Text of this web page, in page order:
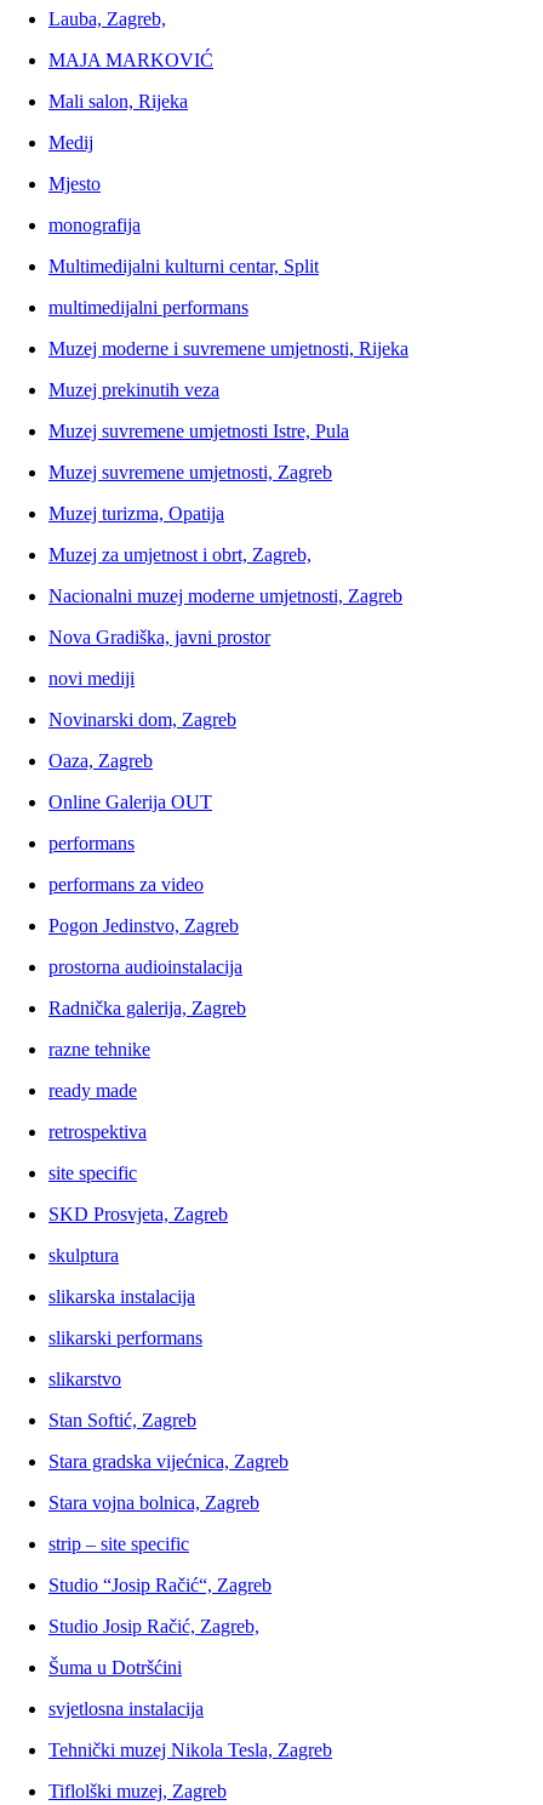
Lauba, Zagreb,
MAJA MARKOVIĆ
Mali salon, Rijeka
Medij
Mjesto
monografija
Multimedijalni kulturni centar, Split
multimedijalni performans
Muzej moderne i suvremene umjetnosti, Rijeka
Muzej prekinutih veza
Muzej suvremene umjetnosti Istre, Pula
Muzej suvremene umjetnosti, Zagreb
Muzej turizma, Opatija
Muzej za umjetnost i obrt, Zagreb,
Nacionalni muzej moderne umjetnosti, Zagreb
Nova Gradiška, javni prostor
novi mediji
Novinarski dom, Zagreb
Oaza, Zagreb
Online Galerija OUT
performans
performans za video
Pogon Jedinstvo, Zagreb
prostorna audioinstalacija
Radnička galerija, Zagreb
razne tehnike
ready made
retrospektiva
site specific
SKD Prosvjeta, Zagreb
skulptura
slikarska instalacija
slikarski performans
slikarstvo
Stan Softić, Zagreb
Stara gradska vijećnica, Zagreb
Stara vojna bolnica, Zagreb
strip – site specific
Studio “Josip Račić“, Zagreb
Studio Josip Račić, Zagreb,
Šuma u Dotršćini
svjetlosna instalacija
Tehnički muzej Nikola Tesla, Zagreb
Tiflolški muzej, Zagreb